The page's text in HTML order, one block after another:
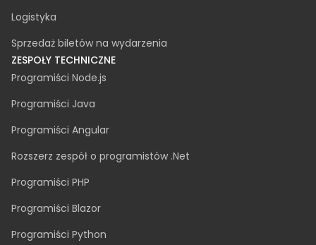
Produkcja
Motoryzacja
Fintech
Opieka zdrowotna
Zielona energia
Ubezpieczenie
Nieruchomości
Handel elektroniczny
Logistyka